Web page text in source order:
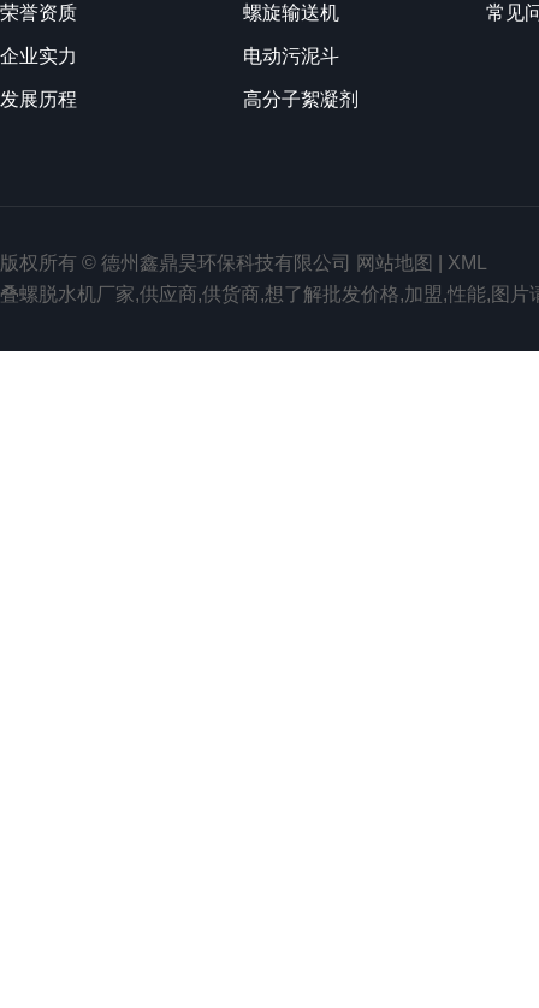
荣誉资质
企业实力
发展历程
螺旋输送机
电动污泥斗
高分子絮凝剂
常见
版权所有 © 德州鑫鼎昊环保科技有限公司 网站地图
XML
叠螺脱水机厂家,供应商,供货商,想了解批发价格,加盟,性能,图片